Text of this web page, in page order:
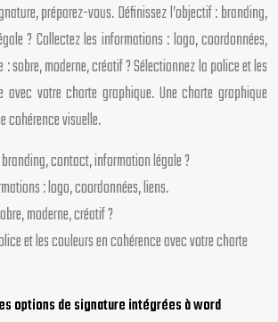
préparez-vous. Définissez l’objectif : branding,
? Collectez les informations : logo, coordonnées,
: sobre, moderne, créatif ? Sélectionnez la police et les
avec votre charte graphique. Une charte graphique
cohérence visuelle.
contact, information légale ?
: logo, coordonnées, liens.
moderne, créatif ?
et les couleurs en cohérence avec votre charte
options de signature intégrées à word